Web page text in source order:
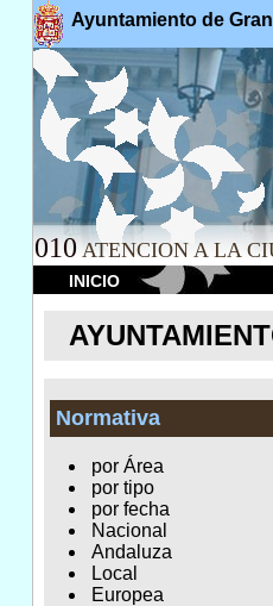
Ayuntamiento de
010 ATENCION A LA
INICIO
Normativa
por Área
por tipo
por fecha
Nacional
Andaluza
Local
Europea